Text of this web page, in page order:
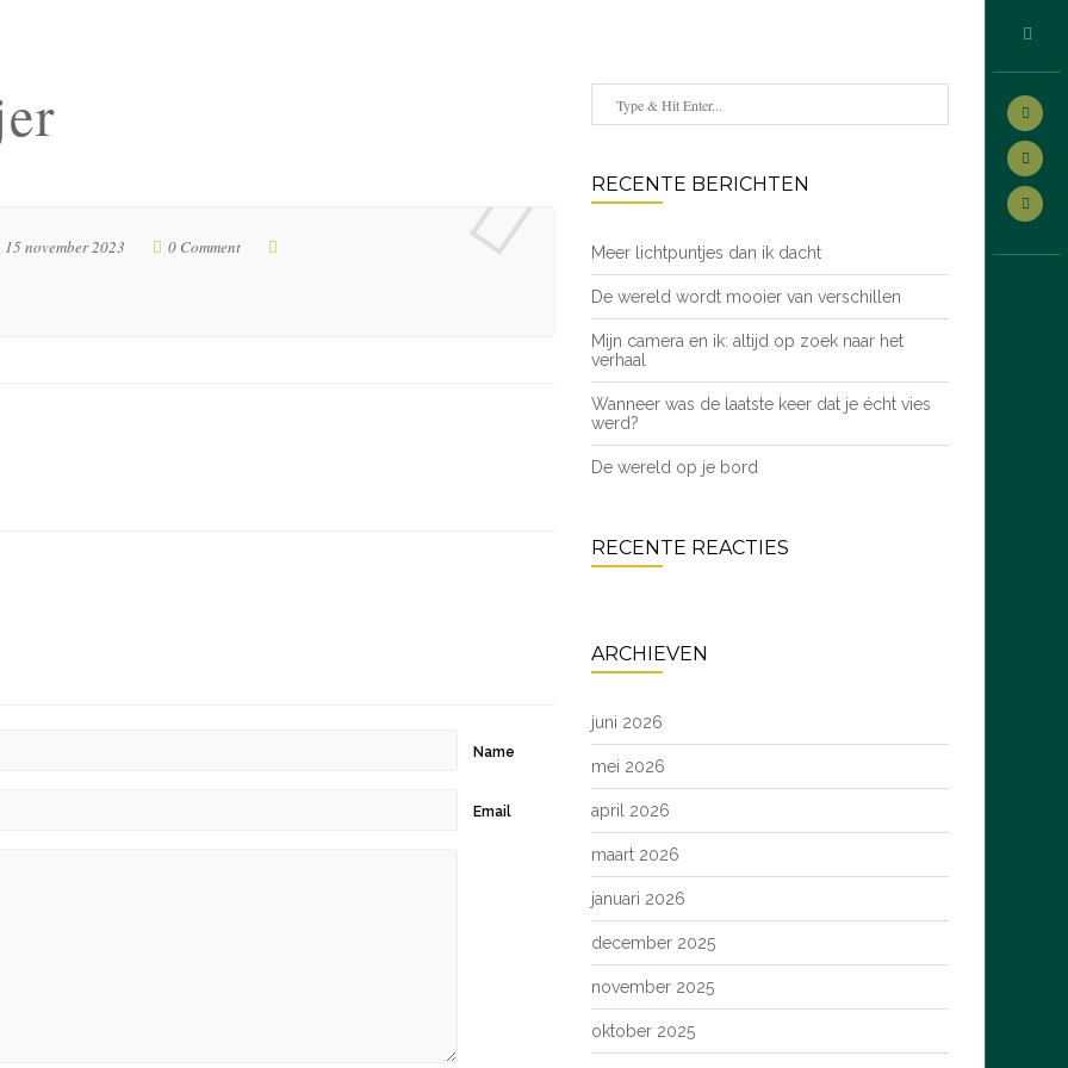
15 november 2023 0 Comment
Name
Email
RECENTE BERICHTEN
Meer lichtpuntjes dan ik dacht
De wereld wordt mooier van verschillen
Mijn camera en ik: altijd op zoek naar het
verhaal
Wanneer was de laatste keer dat je écht vies
werd?
De wereld op je bord
RECENTE REACTIES
ARCHIEVEN
juni 2026
mei 2026
april 2026
maart 2026
januari 2026
december 2025
november 2025
oktober 2025